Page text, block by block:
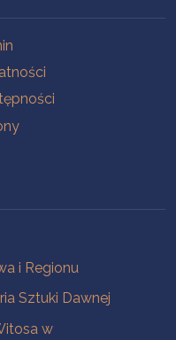
i Regionu
Sztuki Dawnej
w